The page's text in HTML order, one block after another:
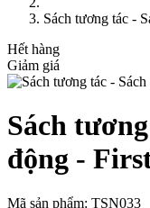
Sách tương tác -
Hết hàng
Giảm giá
Sách
động -
Mã sản phẩm: TSN033